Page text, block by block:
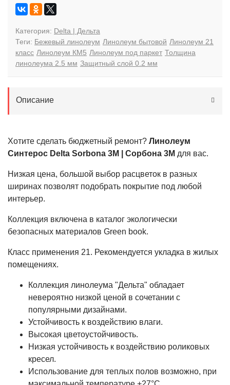
Категория: Delta | Дельта
Теги: Бежевый линолеум Линолеум бытовой Линолеум 21
класс Линолеум КМ5 Линолеум под паркет Толщина
линолеума 2.5 мм Защитный слой 0.2 мм
Описание
Хотите сделать бюджетный ремонт? Линолеум
Синтерос Delta Sorbona 3M | Сорбона 3М для вас.
Низкая цена, большой выбор расцветок в разных
ширинах позволят подобрать покрытие под любой
интерьер.
Коллекция включена в каталог экологически
безопасных материалов Green book.
Класс применения 21. Рекомендуется укладка в жилых
помещениях.
Коллекция линолеума "Дельта" обладает
невероятно низкой ценой в сочетании с
популярными дизайнами.
Устойчивость к воздействию влаги.
Высокая цветоустойчивость.
Низкая устойчивость к воздействию роликовых
кресел.
Использование для теплых полов возможно, при